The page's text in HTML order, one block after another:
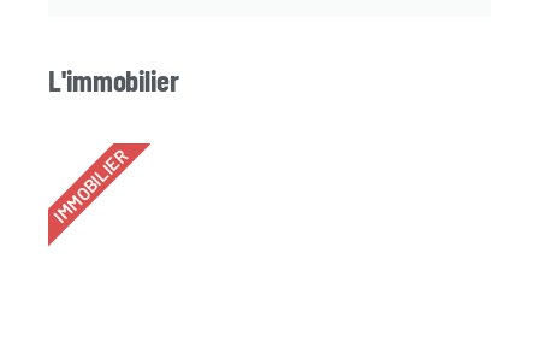
L'immobilier
IMMOBILIER